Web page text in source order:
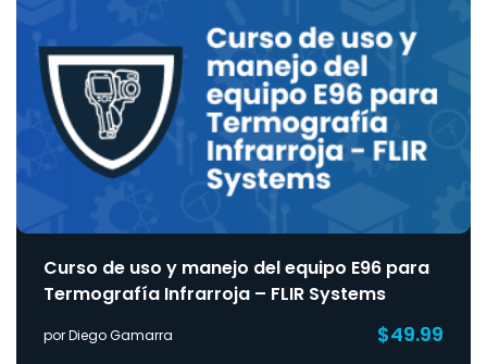
Curso de uso y manejo del equipo E96 para
Termografía Infrarroja – FLIR Systems
por Diego Gamarra $49.99